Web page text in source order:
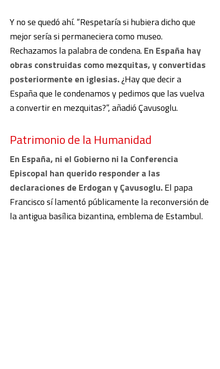
Y no se quedó ahí. “Respetaría si hubiera dicho que
mejor sería si permaneciera como museo.
Rechazamos la palabra de condena.En España hay
obras construidas como mezquitas, y convertidas
posteriormente en iglesias.¿Hay que decir a
España que le condenamos y pedimos que las vuelva
a convertir en mezquitas?”, añadió Çavusoglu.
Patrimonio de la Humanidad
En España, ni el Gobierno ni la Conferencia
Episcopal han querido responder a las
declaraciones de Erdogan y Çavusoglu.El papa
Francisco sí lamentó públicamente la reconversión de
la antigua basílica bizantina, emblema de Estambul.